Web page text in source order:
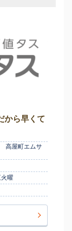
から早くて
高屋町エムサ
曜